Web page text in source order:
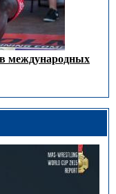
международных